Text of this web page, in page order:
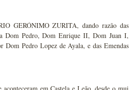
GERÓNIMO ZURITA, dando razão das
Dom Pedro, Dom Enrique II, Dom Juan I,
Pedro Lopez de Ayala, e das Emendas